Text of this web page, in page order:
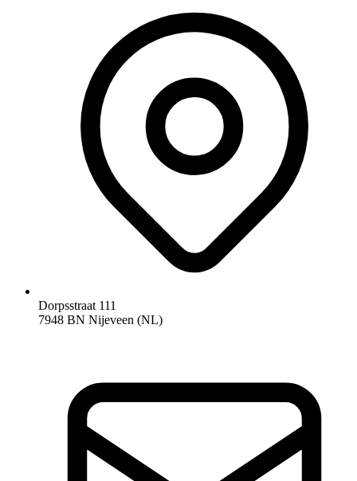
Dorpsstraat 111
7948 BN Nijeveen (NL)